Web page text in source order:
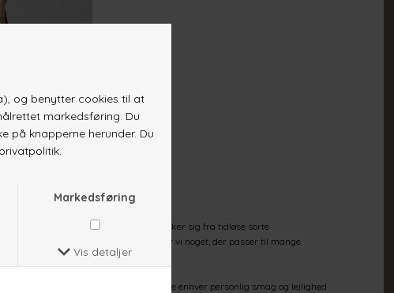
DKK 399,-
din personlige stil. Vores udvalg strækker sig fra tidløse sorte
du vil elske at have på til hverdag, har vi noget, der passer til mange
nemt styles op eller ned for at matche enhver personlig smag og lejlighed.